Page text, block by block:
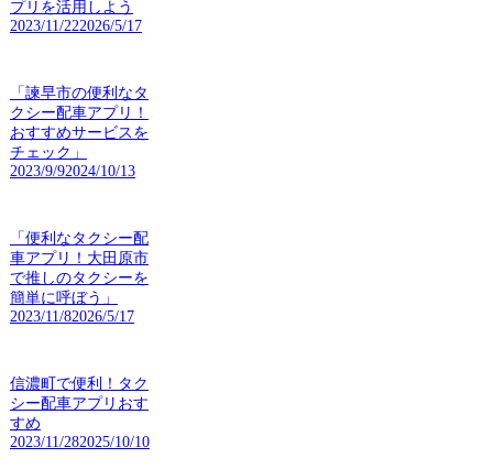
プリを活用しよう
2023/11/222026/5/17
「諫早市の便利なタ
クシー配車アプリ！
おすすめサービスを
チェック」
2023/9/92024/10/13
「便利なタクシー配
車アプリ！大田原市
で推しのタクシーを
簡単に呼ぼう」
2023/11/82026/5/17
信濃町で便利！タク
シー配車アプリおす
すめ
2023/11/282025/10/10